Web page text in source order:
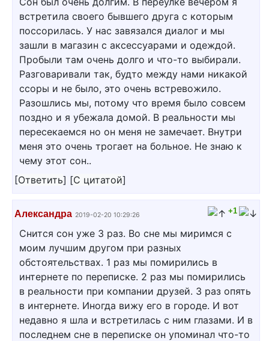
встретила своего бывшего друга с которым
поссорилась. У нас завязался диалог и мы
зашли в магазин с аксессуарами и одеждой.
Пробыли там очень долго и что-то выбирали.
Разговаривали так, будто между нами никакой
ссоры и не было, это очень встревожило.
Разошлись мы, потому что время было совсем
поздно и я убежала домой. В реальности мы
пересекаемся но он меня не замечает. Внутри
меня это очень трогает на больное. Не знаю к
чему этот сон..
[Ответить] [С цитатой]
Александра 2019-02-20 10:29:26 +1
Снится сон уже 3 раз. Во сне мы миримся с
моим лучшим другом при разных
обстоятельствах. 1 раз мы помирились в
интернете по переписке. 2 раз мы помирились
в реальности при компании друзей. 3 раз опять
в интернете. Иногда вижу его в городе. И вот
недавно я шла и встретилась с ним глазами. И в
последнем сне в переписке он упоминал что-то